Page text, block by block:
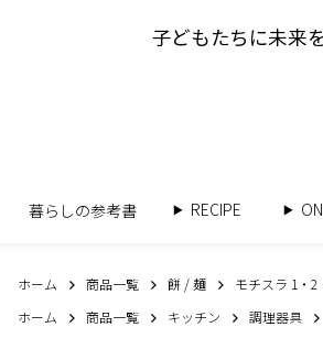
子どもたちに未来
暮らしの参考書 RECIPE
ホーム 商品一覧 餅 / 麺
モチスラ 1・2
ホーム
商品一覧 キッチン 調理器具